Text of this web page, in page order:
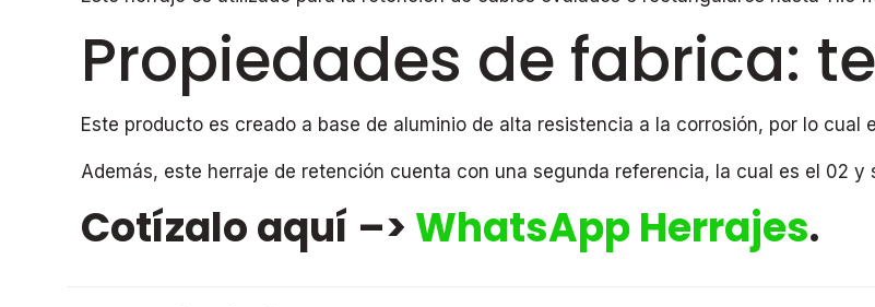
Propiedades de fabrica:
Este producto es creado a base de aluminio de alta resistencia a la corrosión, por lo cual
Además, este herraje de retención cuenta con una segunda referencia, la cual es el 02
Cotízalo aquí –> WhatsApp Herrajes.